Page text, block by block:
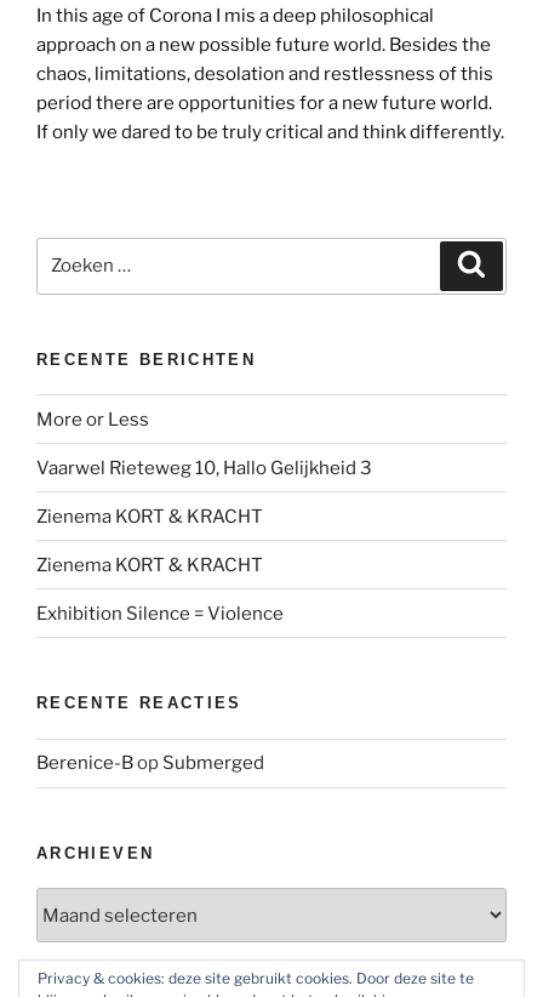
In this age of Corona I mis a deep philosophical
approach on a new possible future world. Besides the
chaos, limitations, desolation and restlessness of this
period there are opportunities for a new future world.
If only we dared to be truly critical and think differently.
naar:
RECENTE BERICHTEN
More or Less
Vaarwel Rieteweg 10, Hallo Gelijkheid 3
Zienema KORT & KRACHT
Zienema KORT & KRACHT
Exhibition Silence = Violence
RECENTE REACTIES
Berenice-Bop Submerged
ARCHIEVEN
Privacy & cookies: deze site gebruikt cookies. Door deze site te